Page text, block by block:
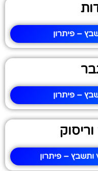
– פיתרון
– פיתרון
ותשבץ – פיתרון